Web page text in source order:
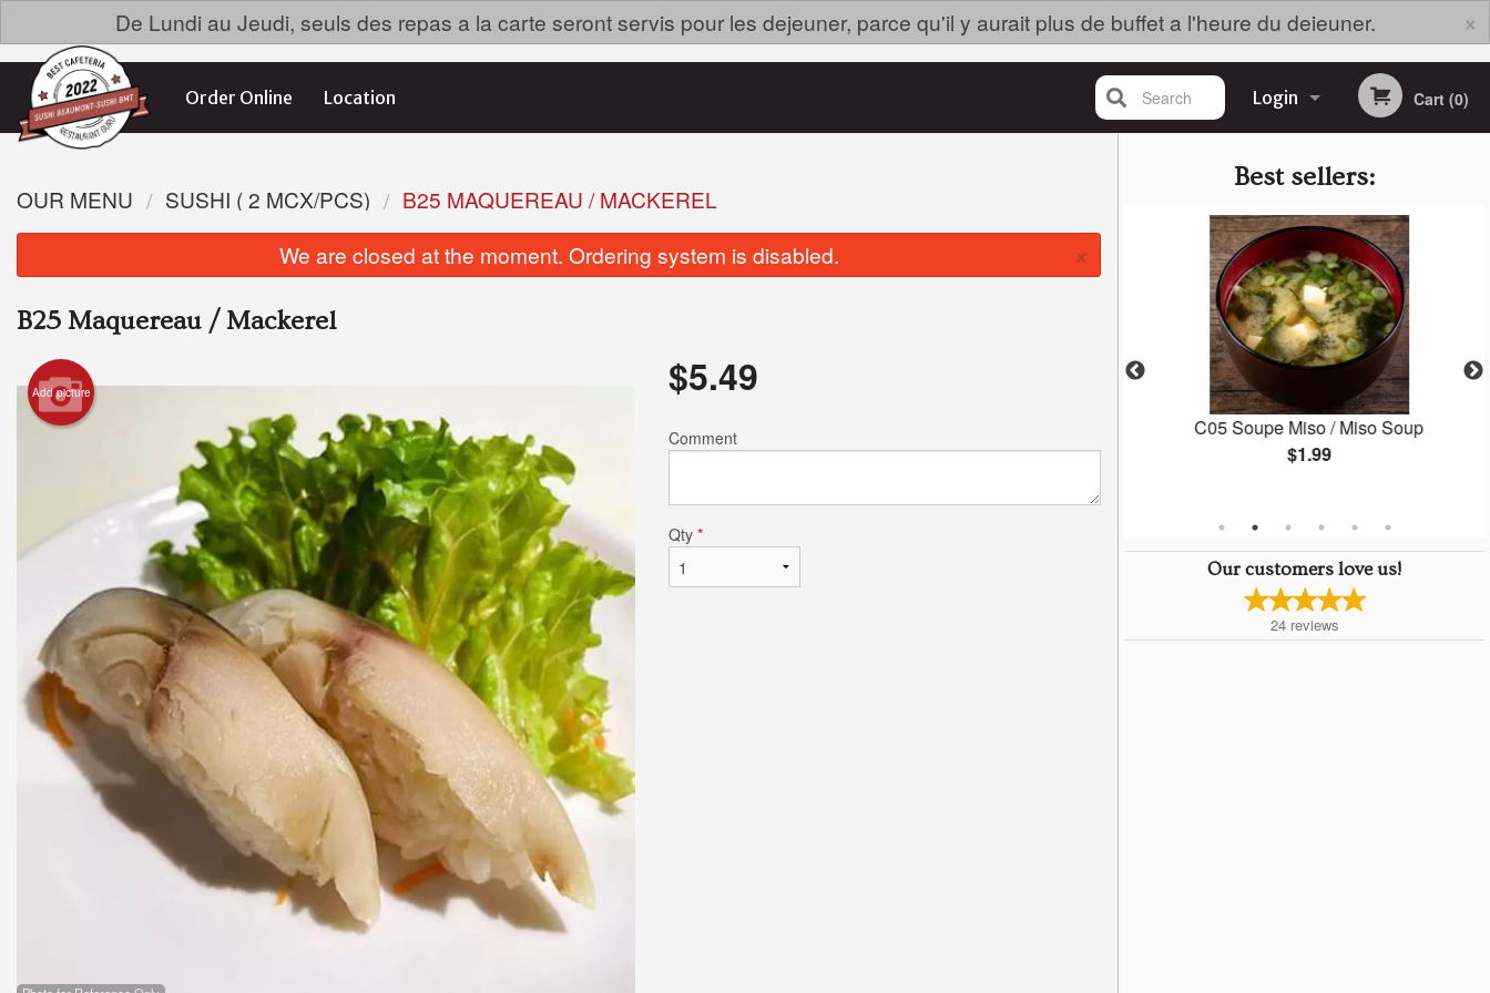
De Lundi au Jeudi, seuls des repas a la carte seront servis pour les dejeuner, parce qu'il y aurait plus de buffet a l'heure du deieuner. ×
Order Online Location Login
Registration
Cart (0)
Search
Best sellers:
Saumon Avocat / Salmon Avocado Rolls
(6 mcx/pcs)
$5.49
C05 Soupe Miso / Miso Soup
$1.99
Our customers love us!
24 reviews
OUR MENU SUSHI ( 2 MCX/PCS)
B25 MAQUEREAU / MACKEREL
We are closed at the moment. Ordering system is disabled.
×
B25 Maquereau / Mackerel
Add picture $5.49
Comment
Qty *